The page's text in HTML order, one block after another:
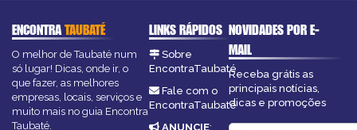
ENCONTRATAUBATÉ
O melhor de Taubaté num
só lugar! Dicas, onde ir, o
que fazer, as melhores
empresas, locais, serviços e
muito mais no guia Encontra
Taubaté.
LINKS RÁPIDOS
Sobre
EncontraTaubaté
Fale com o
EncontraTaubaté
ANUNCIE:
NOVIDADES POR E-
MAIL
Receba grátis as
principais notícias,
dicas e promoções